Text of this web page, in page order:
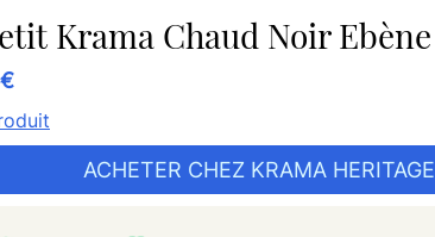
Krama Chaud Noir Ebène
ACHETER CHEZ KRAMA HERITAGE